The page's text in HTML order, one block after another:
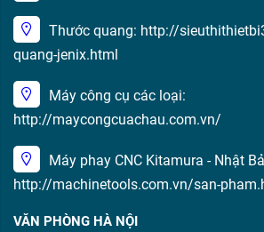
Thước quang: http://
quang-jenix.html
Máy công cụ các loại:
http://maycongcuachau.com.vn/
Máy phay CNC Kitamura - Nhật
http://machinetools.com.vn/san-
VĂN PHÒNG HÀ NỘI